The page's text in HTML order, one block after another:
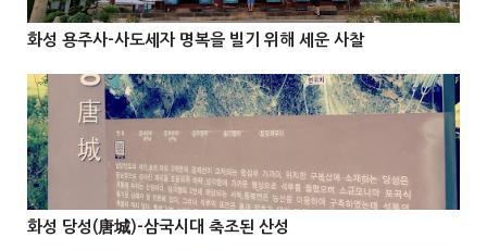
 

화성 용주사-사도세자 명복을 빌기 위해 세운 사찰
 

화성 당성(唐城)-삼국시대 축조된 산성
@Info